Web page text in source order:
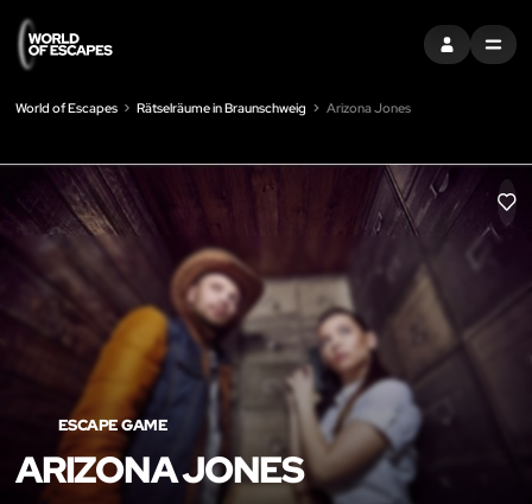
EINTRAGEN
MENU
World of Escapes Rätselräume in Braunschweig Arizona Jones
LIKE
ESCAPE GAME
ARIZONA JONES